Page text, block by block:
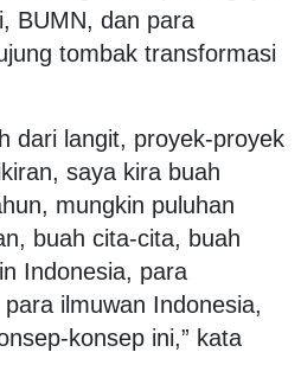
BUMN, dan para
tombak transformasi
dari langit, proyek-proyek
saya kira buah
mungkin puluhan
buah cita-cita, buah
Indonesia, para
ilmuwan Indonesia,
konsep ini,” kata